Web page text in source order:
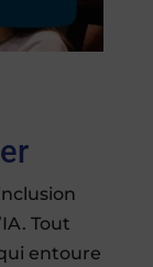
Tout
entoure